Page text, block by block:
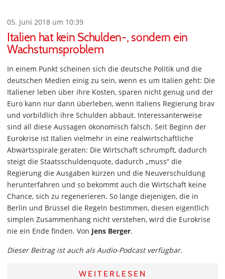
05. Juni 2018 um 10:39
Italien hat kein Schulden-, sondern ein
Wachstumsproblem
In einem Punkt scheinen sich die deutsche Politik und die
deutschen Medien einig zu sein, wenn es um Italien geht: Die
Italiener leben über ihre Kosten, sparen nicht genug und der
Euro kann nur dann überleben, wenn Italiens Regierung brav
und vorbildlich ihre Schulden abbaut. Interessanterweise
sind all diese Aussagen ökonomisch falsch. Seit Beginn der
Eurokrise ist Italien vielmehr in eine realwirtschaftliche
Abwärtsspirale geraten: Die Wirtschaft schrumpft, dadurch
steigt die Staatsschuldenquote, dadurch „muss“ die
Regierung die Ausgaben kürzen und die Neuverschuldung
herunterfahren und so bekommt auch die Wirtschaft keine
Chance, sich zu regenerieren. So lange diejenigen, die in
Berlin und Brüssel die Regeln bestimmen, diesen eigentlich
simplen Zusammenhang nicht verstehen, wird die Eurokrise
nie ein Ende finden. Von Jens Berger.
Dieser Beitrag ist auch als Audio-Podcast verfügbar.
WEITERLESEN